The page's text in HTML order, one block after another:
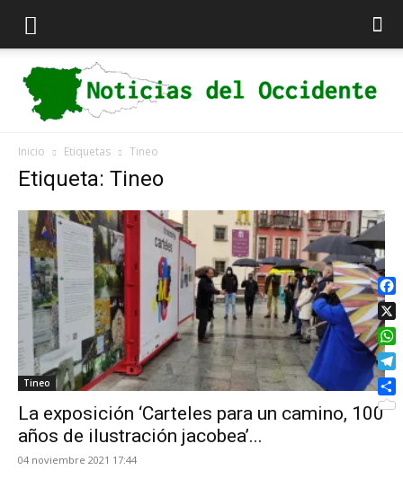
Occidente
de
Inicio Etiquetas Tineo
Etiqueta: Tineo
Tineo
La exposición ‘Carteles para un camino, 100
años de ilustración jacobea’...
04 noviembre 2021 17:44
X